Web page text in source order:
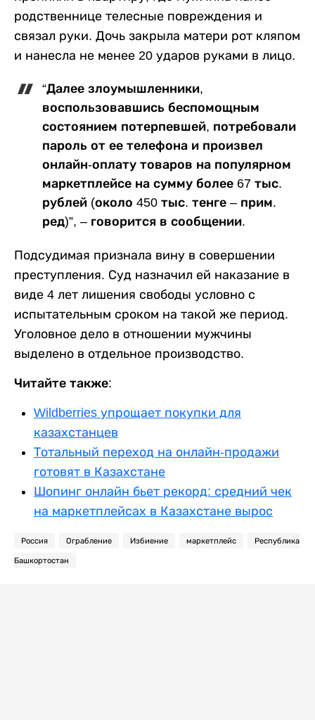
родственнице телесные повреждения и
связал руки. Дочь закрыла матери рот кляпом
и нанесла не менее 20 ударов руками в лицо.
“Далее злоумышленники,
воспользовавшись беспомощным
состоянием потерпевшей, потребовали
пароль от ее телефона и произвел
онлайн-оплату товаров на популярном
маркетплейсе на сумму более 67 тыс.
рублей (около 450 тыс. тенге – прим.
ред)”, – говорится в сообщении.
Подсудимая признала вину в совершении
преступления. Суд назначил ей наказание в
виде 4 лет лишения свободы условно с
испытательным сроком на такой же период.
Уголовное дело в отношении мужчины
выделено в отдельное производство.
Читайте также:
Wildberries упрощает покупки для
казахстанцев
Тотальный переход на онлайн-продажи
готовят в Казахстане
Шопинг онлайн бьет рекорд: средний чек
на маркетплейсах в Казахстане вырос
Россия Ограбление Избиение маркетплейс Республика
Башкортостан